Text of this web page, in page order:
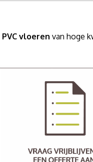
vloeren van hoge